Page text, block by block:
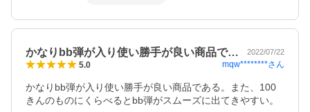
かなりbb弾が入り使い勝手が良い商品で… 2022/07/22
5.0 mqw********さん
かなりbb弾が入り使い勝手が良い商品である。また、100
きんのものにくらべるとbb弾がスムーズに出てきやすい。